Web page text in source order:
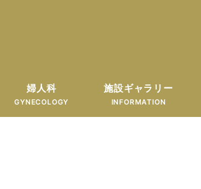
婦人科
GYNECOLOGY
施設ギャラリー
INFORMATION